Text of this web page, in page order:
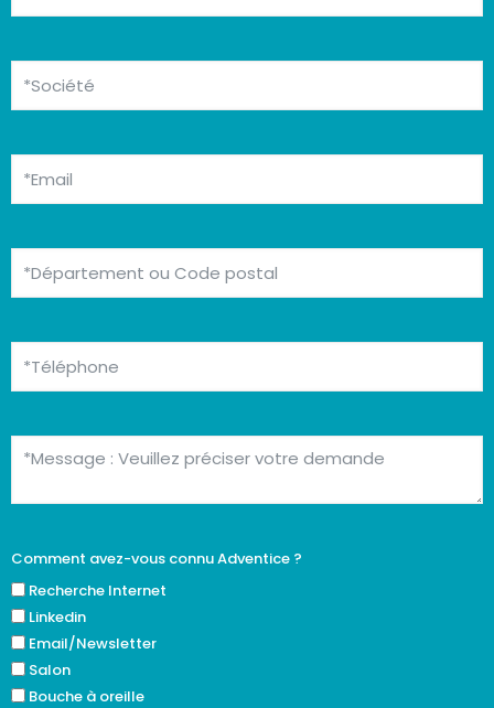
Comment avez-vous connu Adventice ?
Recherche Internet
Linkedin
Email/Newsletter
Salon
Bouche à oreille